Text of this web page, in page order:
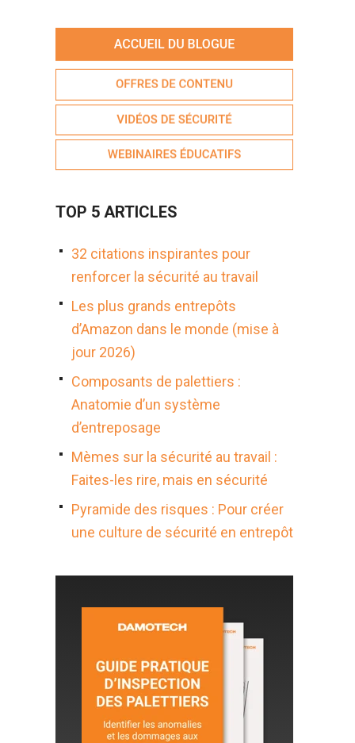
TOP 5 ARTICLES
32 citations inspirantes pour
renforcer la sécurité au travail
Les plus grands entrepôts
d’Amazon dans le monde (mise à
jour 2026)
Composants de palettiers :
Anatomie d’un système
d’entreposage
Mèmes sur la sécurité au travail :
Faites-les rire, mais en sécurité
Pyramide des risques : Pour créer
une culture de sécurité en entrepôt